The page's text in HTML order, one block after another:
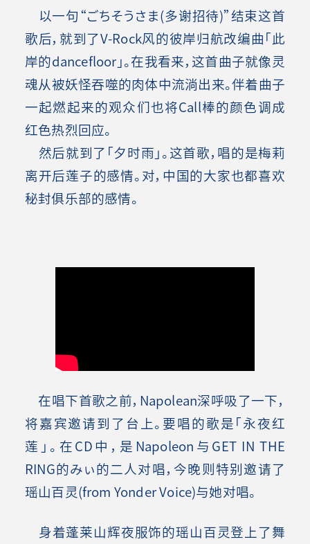
以一句“ごちそうさま(多谢招待)”结束这首
歌后，就到了V-Rock风的彼岸归航改编曲「此
岸的dancefloor」。在我看来，这首曲子就像灵
魂从被妖怪吞噬的肉体中流淌出来。伴着曲子
一起燃起来的观众们也将Call棒的颜色调成
红色热烈回应。
然后就到了「夕时雨」。这首歌，唱的是梅莉
离开后莲子的感情。对，中国的大家也都喜欢
秘封俱乐部的感情。
在唱下首歌之前，Napolean深呼吸了一下，
将嘉宾邀请到了台上。要唱的歌是「永夜红
莲」。在CD中，是Napoleon与GET IN THE
RING的みぃ的二人对唱，今晚则特别邀请了
瑶山百灵(from Yonder Voice)与她对唱。
身着蓬莱山辉夜服饰的瑶山百灵登上了舞